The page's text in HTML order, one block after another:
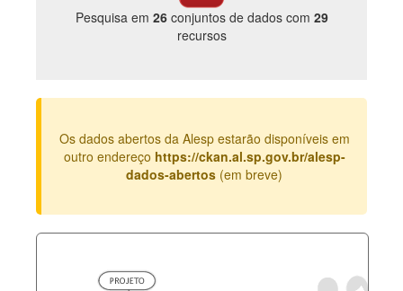
Catálogo de dados
Legislação
Perguntas frequentes
Pesquisa em 26conjuntos de dados com 29
recursos
Os dados abertos da Alesp estarão disponíveis em
outro endereço https://ckan.al.sp.gov.br/alesp-
dados-abertos (em breve)